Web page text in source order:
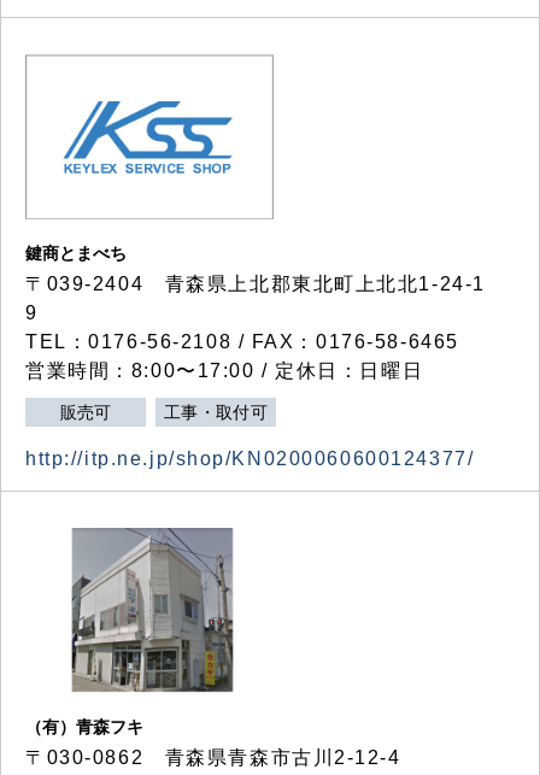
鍵商とまべち
〒039-2404 青森県上北郡東北町上北北1-24-1
9
TEL：0176-56-2108 / FAX：0176-58-6465
営業時間：8:00〜17:00 / 定休日：日曜日
販売可 工事・取付可
http://itp.ne.jp/shop/KN0200060600124377/
（有）青森フキ
〒030-0862 青森県青森市古川2-12-4